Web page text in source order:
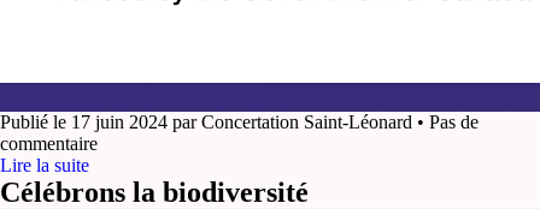
Publié le 17 juin 2024 par Concertation Saint-Léonard • Pas de
commentaire
Lire la suite
Célébrons la biodiversité